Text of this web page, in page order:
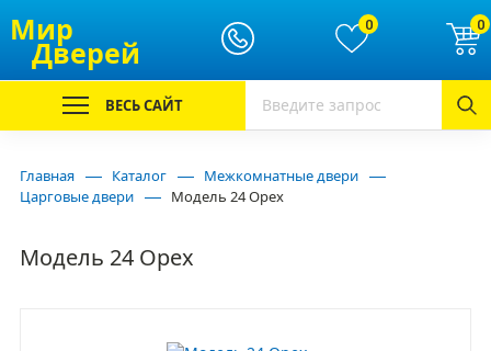
Мир
Дверей
0 0
ВЕСЬ САЙТ
Главная Каталог
Межкомнатные двери
Царговые двери
Модель 24 Орех
Модель 24 Орех